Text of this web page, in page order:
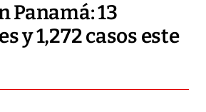
Panamá: 13
y 1,272 casos este